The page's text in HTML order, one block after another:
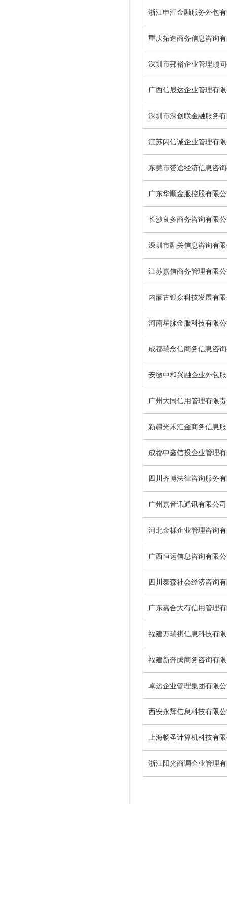
浙江申汇金融服务外包
重庆拓造商务信息咨询
深圳市邦裕企业管理顾
广西信晟达企业管理有
深圳市深创联金融服务
江苏闪信诚企业管理有
东莞市赟途经济信息咨
广东华顺金服控股有限
长沙良多商务咨询有限
深圳市融关信息咨询有
江苏嘉信商务管理有限
内蒙古银众科技发展有
河南星脉金服科技有限
成都瑞念信商务信息咨
安徽中和兴融企业外包
广州大同信用管理有限
新疆光禾汇金商务信息
成都中鑫信投企业管理
四川齐博法律咨询服务
广州嘉音讯通讯有限公司
河北金栎企业管理咨询
广西恒运信息咨询有限
四川泰森社会经济咨询
广东嘉合大有信用管理
福建万瑞祺信息科技有
福建新奔腾商务咨询有
卓运企业管理集团有限
西安永辉信息科技有限
上海畅圣计算机科技有
浙江阳光商调企业管理